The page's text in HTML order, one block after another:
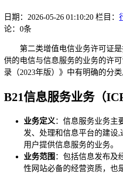
日期：2026-05-26 01:10:20 栏目：
论：0条
第二类增值电信业务许可证
供的电信与信息服务的业务的许
录（2023年版）》中有明确的分
B21信息服务业务（
业务定义 ：信息服务业务主
发、处理和信息平台的建设
用户提供信息服务的业务。
业务范围 ：包括信息发布及
性网站必备的经营资质，也